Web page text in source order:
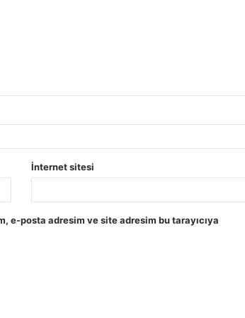
Maid of Sker Hakkında ve Sistem
İnternet sitesi
e-posta adresim ve site adresim bu tarayıcıya